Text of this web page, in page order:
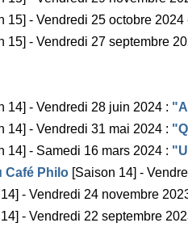
15] - Vendredi 25 octobre
15] - Vendredi 27 septembre
14] - Vendredi 28 juin 2024 :
14] - Vendredi 31 mai 2024 :
14] - Samedi 16 mars 2024 :
Café Philo [Saison 14] -
- Vendredi 24 novembre
- Vendredi 22 septembre